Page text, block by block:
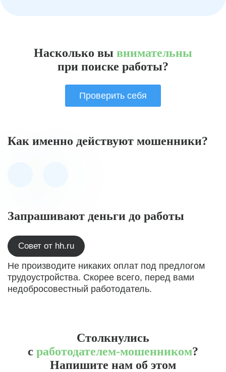
Насколько вы внимательны
при поиске работы?
Проверить себя
Как именно действуют мошенники?
Запрашивают деньги до работы
Совет от hh.ru
Не производите никаких оплат под предлогом
трудоустройства. Скорее всего, перед вами
недобросовестный работодатель.
Столкнулись
с работодателем-мошенником?
Напишите нам об этом